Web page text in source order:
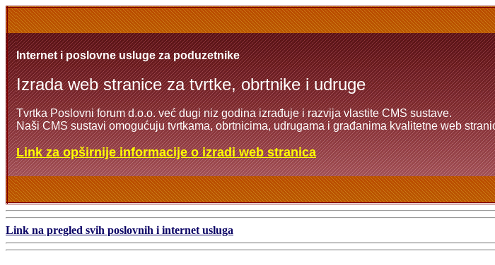
Internet i poslovne usluge za poduzetnike
Izrada web stranice za tvrtke, obrtnike i udruge
Tvrtka Poslovni forum d.o.o. već dugi niz godina izrađuje i razvija vlastite CMS sustave.
Naši CMS sustavi omogućuju tvrtkama, obrtnicima, udrugama i građanima kvalitetne web
Link za opširnije informacije o izradi web stranica
Link na pregled svih poslovnih i internet usluga